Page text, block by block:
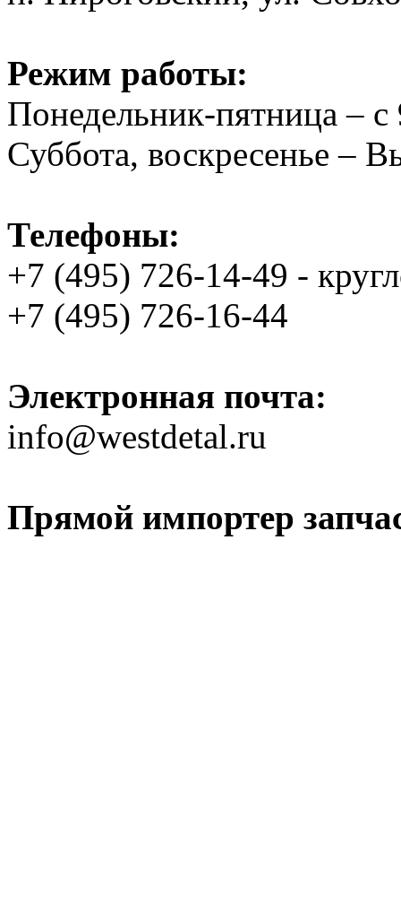
Режим работы:
Понедельник-пятница –
Суббота, воскресенье –
Телефоны:
+7 (495) 726-14-49 -
+7 (495) 726-16-44
Электронная почта:
info@westdetal.ru
Прямой импортер